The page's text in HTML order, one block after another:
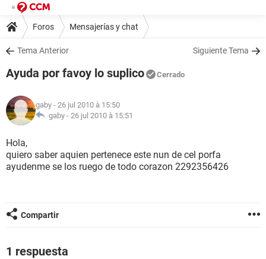
Foros Mensajerías y chat
Tema Anterior Siguiente Tema
Ayuda por favoy lo suplico Cerrado
gaby - 26 jul 2010 à 15:50
gaby - 26 jul 2010 à 15:51
Hola,
quiero saber aquien pertenece este nun de cel porfa
ayudenme se los ruego de todo corazon 2292356426
Compartir
1 respuesta